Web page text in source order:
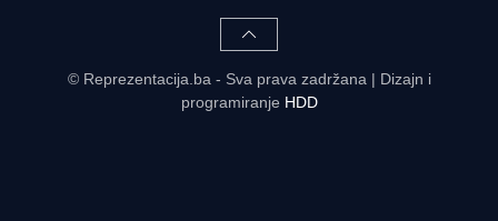
© Reprezentacija.ba - Sva prava zadržana | Dizajn i
programiranje HDD